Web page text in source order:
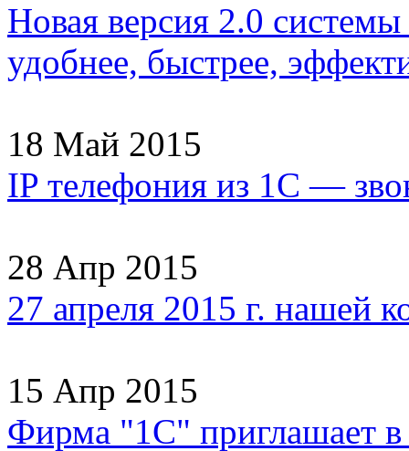
Новая версия 2.0
удобнее, быстрее,
18 Май 2015
IP телефония из 1С —
28 Апр 2015
27 апреля 2015 г. нашей
15 Апр 2015
Фирма "1С"